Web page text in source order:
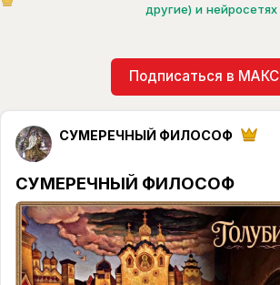
другие) и нейросетях
Подписаться в МАКС
СУМЕРЕЧНЫЙ ФИЛОСОФ
СУМЕРЕЧНЫЙ ФИЛОСОФ